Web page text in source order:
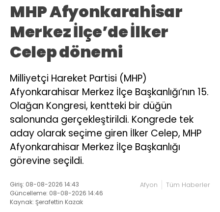
MHP Afyonkarahisar
Merkez İlçe’de İlker
Celep dönemi
Milliyetçi Hareket Partisi (MHP)
Afyonkarahisar Merkez İlçe Başkanlığı’nın 15.
Olağan Kongresi, kentteki bir düğün
salonunda gerçekleştirildi. Kongrede tek
aday olarak seçime giren İlker Celep, MHP
Afyonkarahisar Merkez İlçe Başkanlığı
görevine seçildi.
Giriş: 08-08-2026 14:43
Güncelleme: 08-08-2026 14:46
Kaynak: Şerafettin Kazak
Afyon Tüm Haberler